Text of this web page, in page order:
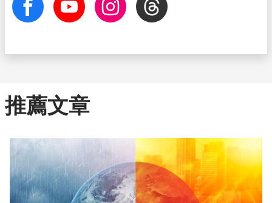
facebook Youtube InstagramThreads
推薦文章